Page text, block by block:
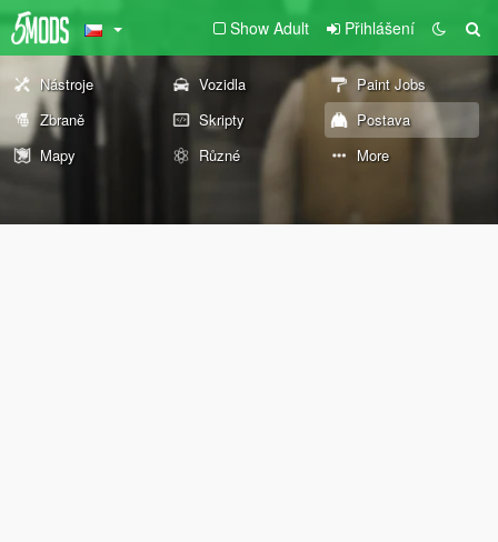
Show Adult Přihlášení
Nástroje Vozidla
Paint Jobs
Zbraně
Skripty
Postava
Mapy
Různé More